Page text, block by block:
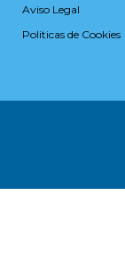
Aviso Legal
Politicas de Cookies